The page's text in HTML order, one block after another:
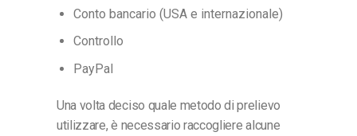
Conto bancario (USA e internazionale)
Controllo
PayPal
Una volta deciso quale metodo di prelievo
utilizzare, è necessario raccogliere alcune